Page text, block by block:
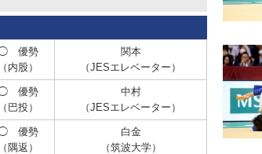
優勢
（内股）
関本
（JESエレベーター）
優勢
（巴投）
中村
（JESエレベーター）
優勢
（隅返）
白金
（筑波大学）